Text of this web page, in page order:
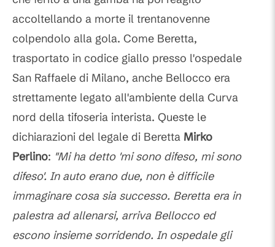
accoltellando a morte il trentanovenne
colpendolo alla gola. Come Beretta,
trasportato in codice giallo presso l'ospedale
San Raffaele di Milano, anche Bellocco era
strettamente legato all'ambiente della Curva
nord della tifoseria interista. Queste le
dichiarazioni del legale di Beretta Mirko
Perlino: "Mi ha detto 'mi sono difeso, mi sono
difeso'. In auto erano due, non è difficile
immaginare cosa sia successo. Beretta era in
palestra ad allenarsi, arriva Bellocco ed
escono insieme sorridendo. In ospedale gli